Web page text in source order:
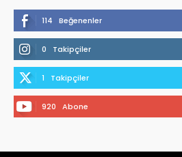
114 Beğenenler
0 Takipçiler
1 Takipçiler
920 Abone